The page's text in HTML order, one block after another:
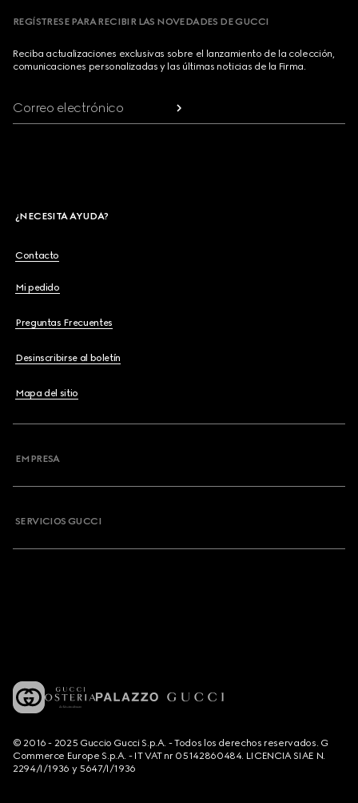
REGÍSTRESE PARA RECIBIR LAS NOVEDADES DE GUCCI
Reciba actualizaciones exclusivas sobre el lanzamiento de la colección,
comunicaciones personalizadas y las últimas noticias de la Firma.
Correo electrónico
¿NECESITA AYUDA?
Contacto
Mi pedido
Preguntas Frecuentes
Desinscribirse al boletín
Mapa del sitio
EMPRESA
SERVICIOS GUCCI
© 2016 - 2025 Guccio Gucci S.p.A. - Todos los derechos reservados. G
Commerce Europe S.p.A. - IT VAT nr 05142860484. LICENCIA SIAE N.
2294/I/1936 y 5647/I/1936